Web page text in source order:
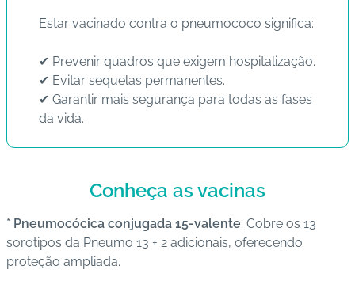
s
e
s
a
ú
B
e
e
Estar vacinado contra o pneumococo significa:
✔ Prevenir quadros que exigem hospitalização.
✔ Evitar sequelas permanentes.
✔ Garantir mais segurança para todas as fases
da vida.
Conheça as vacinas
* Pneumocócica conjugada 15-valente: Cobre os 13
sorotipos da Pneumo 13 + 2 adicionais, oferecendo
proteção ampliada.